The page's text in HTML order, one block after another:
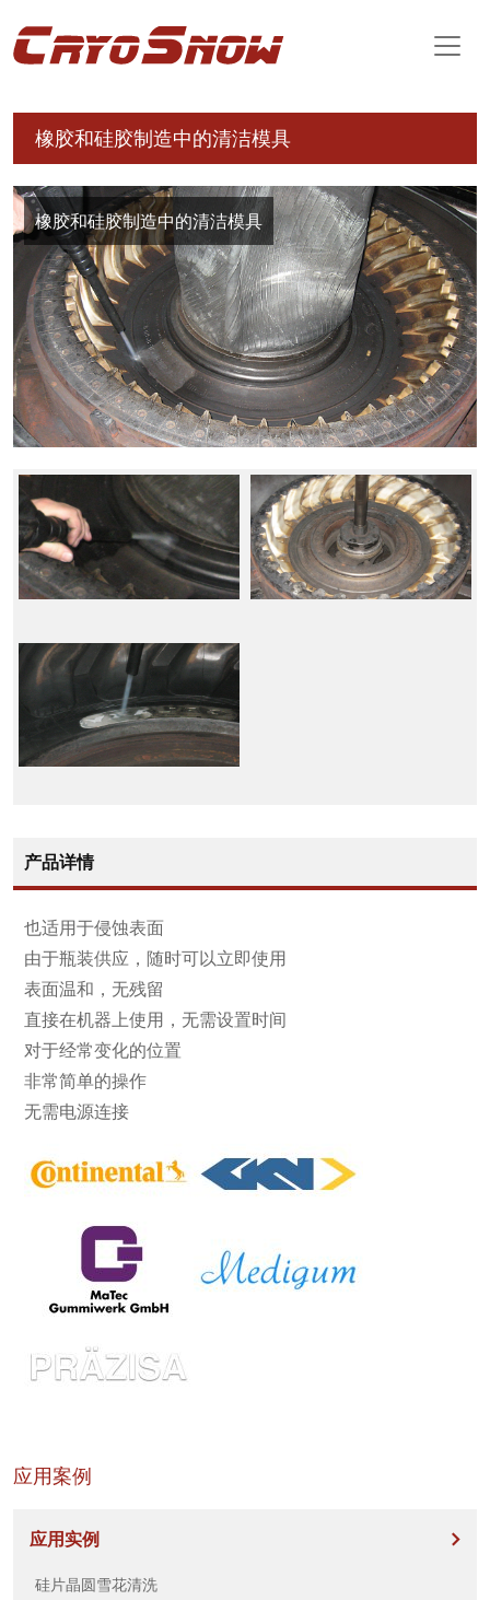
橡胶和硅胶制造中的清洁模具
橡胶和硅胶制造中的清洁模具
产品详情
也适用于侵蚀表面
由于瓶装供应，随时可以立即使用
表面温和，无残留
直接在机器上使用，无需设置时间
对于经常变化的位置
非常简单的操作
无需电源连接
应用案例
应用实例
硅片晶圆雪花清洗